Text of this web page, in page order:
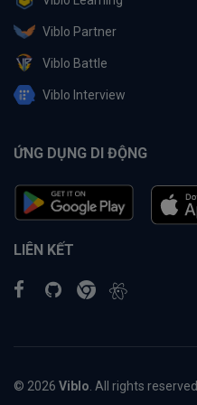
Viblo Partner
Viblo Battle
Viblo Interview
ỨNG DỤNG DI ĐỘNG
LIÊN KẾT
© 2026 Viblo . All rights reserved.